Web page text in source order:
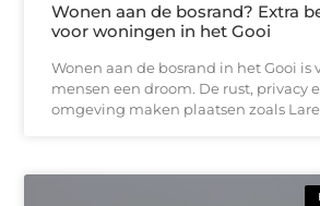
Wonen aan de bosrand? Extra
voor woningen in het Gooi
Wonen aan de bosrand in het Gooi is
mensen een droom. De rust, privacy
omgeving maken plaatsen zoals